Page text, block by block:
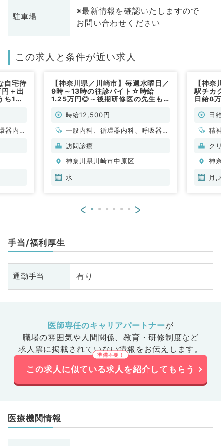
駐車場
※最新情報を確認いたしますので
お問い合わせください
この求人と条件が近い求人
自宅待
＋出
ち1曜
器内
【神奈川県／川崎市】毎週水曜日／
9時～13時の往診バイト☆時給
1.25万円◎～後期研修医の先生も
時給12,500円
一般内科、循環器内科、呼吸器内
科、消化器内科、内分泌・代謝内
訪問診療
神奈川県川崎市中原区
水
【神
駅チカ
日給8
系／非
日
精
一
ク
神
月,
< >
手当/福利厚生
通勤手当 有り
医師専任のキャリアパートナーが
職場の雰囲気や人間関係、 教育・研修制度など
求人票に掲載されていない情報をお伝えします。
この求人に似ている求人を紹介してもらう
医療機関情報